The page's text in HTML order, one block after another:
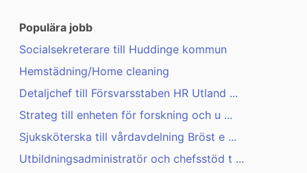
Populära jobb
Socialsekreterare till Huddinge kommun
Hemstädning/Home cleaning
Detaljchef till Försvarsstaben HR Utland ...
Strateg till enheten för forskning och u ...
Sjuksköterska till vårdavdelning Bröst e ...
Utbildningsadministratör och chefsstöd t ...